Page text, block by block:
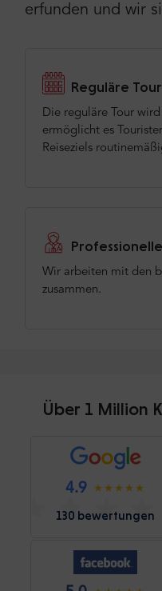
erfunden und wir
Reguläre Tour
Die reguläre Tour
ermöglicht es
Reiseziels
Wir arbeiten mit den
zusammen.
Über 1 Million
4.9
130 bewertungen